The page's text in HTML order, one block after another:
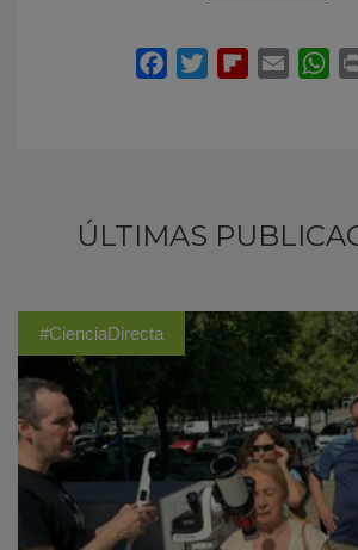
ÚLTIMAS
#CienciaDirecta